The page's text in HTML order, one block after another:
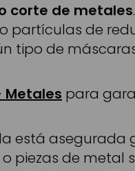
corte de metales
partículas de
tipo de
Metales para
está asegurada
piezas de metal